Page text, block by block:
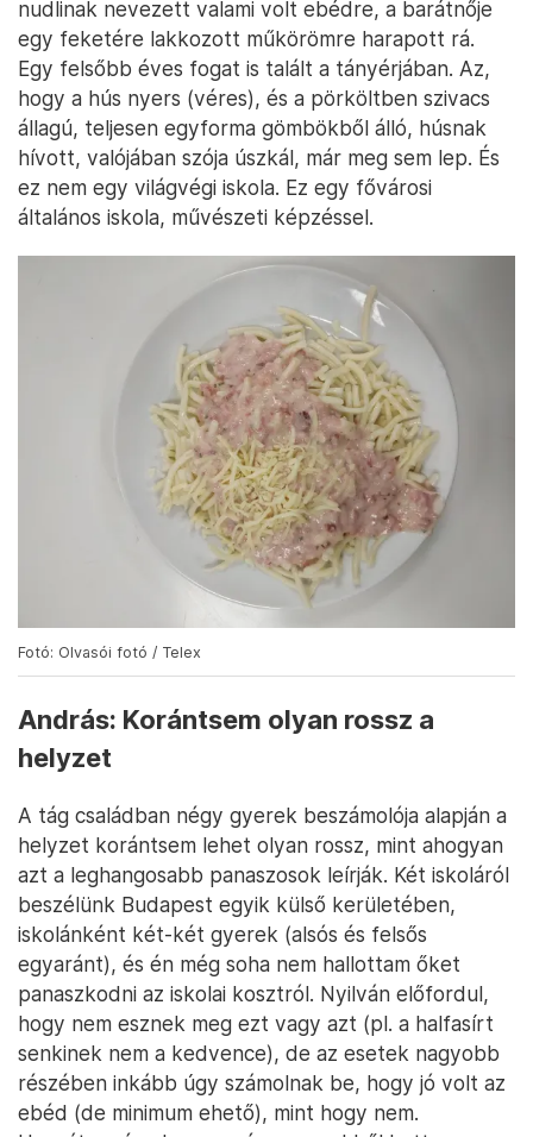
nudlinak nevezett valami volt ebédre, a barátnője
egy feketére lakkozott műkörömre harapott rá.
Egy felsőbb éves fogat is talált a tányérjában. Az,
hogy a hús nyers (véres), és a pörköltben szivacs
állagú, teljesen egyforma gömbökből álló, húsnak
hívott, valójában szója úszkál, már meg sem lep. És
ez nem egy világvégi iskola. Ez egy fővárosi
általános iskola, művészeti képzéssel.
Fotó: Olvasói fotó / Telex
András: Korántsem olyan rossz a
helyzet
A tág családban négy gyerek beszámolója alapján a
helyzet korántsem lehet olyan rossz, mint ahogyan
azt a leghangosabb panaszosok leírják. Két iskoláról
beszélünk Budapest egyik külső kerületében,
iskolánként két-két gyerek (alsós és felsős
egyaránt), és én még soha nem hallottam őket
panaszkodni az iskolai kosztról. Nyilván előfordul,
hogy nem esznek meg ezt vagy azt (pl. a halfasírt
senkinek nem a kedvence), de az esetek nagyobb
részében inkább úgy számolnak be, hogy jó volt az
ebéd (de minimum ehető), mint hogy nem.